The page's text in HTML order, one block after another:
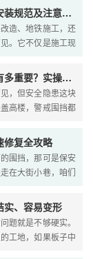
、倒塌或损坏，不
影响项目进度。因
，对于建设单位和
...
围挡保护全面解析：类型、作用、安装规范及注意事项
造、地铁施工，还
。它不仅是施工现
留在"挡住施工现
识围挡保护。...
施工现场安全必读：围挡警示到底有多重要？实操指南来了
，但安全隐患这块
高楼，警戒围挡都
而是因为现场没弄
险区。一个靠谱的
，还能用醒目的视
聊聊这警戒围挡在
全又规矩。 ...
修复全攻略
围挡，那可是保安
在大街小巷，咱们
风里乱飞，很容易
走进工地里了。对
的围挡修好，那是
围挡破损带来的危
实、容易变形
题就是不够硬实。
工地，如果板子中